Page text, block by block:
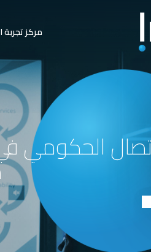
مركز تجربة